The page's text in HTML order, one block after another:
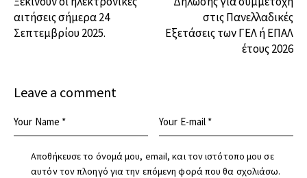
αιτήσεις σήμερα 24
Σεπτεμβρίου 2025.
στις Πανελλαδικές
Εξετάσεις των ΓΕΛ ή ΕΠΑΛ
έτους 2026
Leave a comment
Αποθήκευσε το όνομά μου, email, και τον ιστότοπο μου σε
αυτόν τον πλοηγό για την επόμενη φορά που θα σχολιάσω.